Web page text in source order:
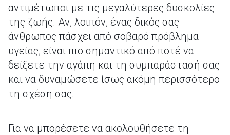
αντιμέτωποι με τις μεγαλύτερες δυσκολίες
της ζωής. Αν, λοιπόν, ένας δικός σας
άνθρωπος πάσχει από σοβαρό πρόβλημα
υγείας, είναι πιο σημαντικό από ποτέ να
δείξετε την αγάπη και τη συμπαράστασή σας
και να δυναμώσετε ίσως ακόμη περισσότερο
τη σχέση σας.
Για να μπορέσετε να ακολουθήσετε τη